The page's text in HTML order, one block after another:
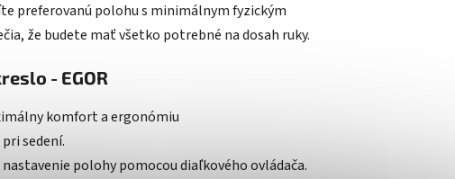
preferovanú polohu s minimálnym fyzickým
že budete mať všetko potrebné na dosah ruky.
- EGOR
komfort a ergonómiu
sedení.
polohy pomocou diaľkového ovládača.